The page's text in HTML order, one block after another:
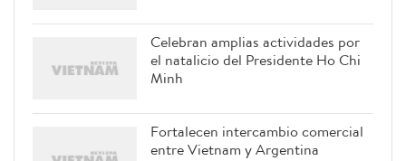
Celebran amplias actividades por
el natalicio del Presidente Ho Chi
Minh
Fortalecen intercambio comercial
entre Vietnam y Argentina